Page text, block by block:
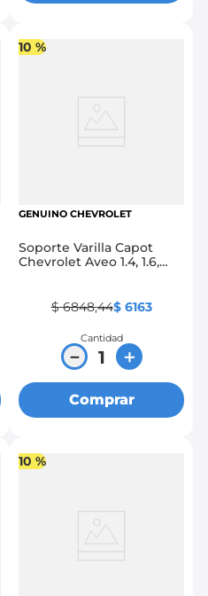
10 %
GENUINO CHEVROLET
Soporte Varilla Capot
Chevrolet Aveo 1.4, 1.6,
$ 6848,44$ 6163
Cantidad
＋
－
Comprar
10 %